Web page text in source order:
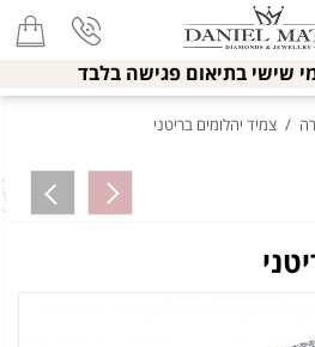
שישי בתיאום פגישה בלבד
/ צמיד יהלומים בריטני